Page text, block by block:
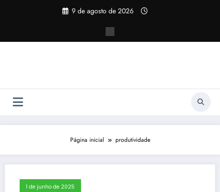
9 de agosto de 2026
Página inicial produtividade
1 de junho de 2025